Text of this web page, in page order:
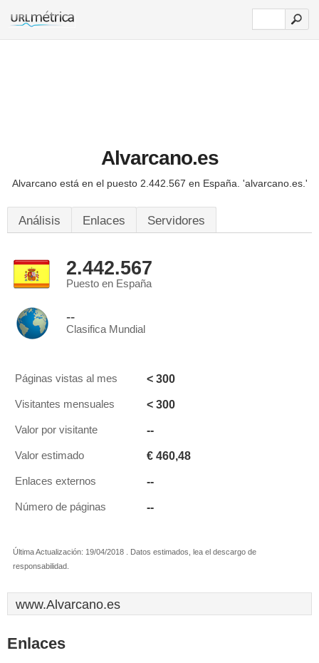
Alvarcano.es
Alvarcano está en el puesto 2.442.567 en España. 'alvarcano.es.'
Análisis Enlaces Servidores
2.442.567
Puesto en España
--
Clasifica Mundial
Páginas vistas al mes < 300
Visitantes mensuales < 300
Valor por visitante --
Valor estimado € 460,48
Enlaces externos --
Número de páginas --
Última Actualización: 19/04/2018 . Datos estimados, lea el descargo de
responsabilidad.
www.Alvarcano.es
Enlaces